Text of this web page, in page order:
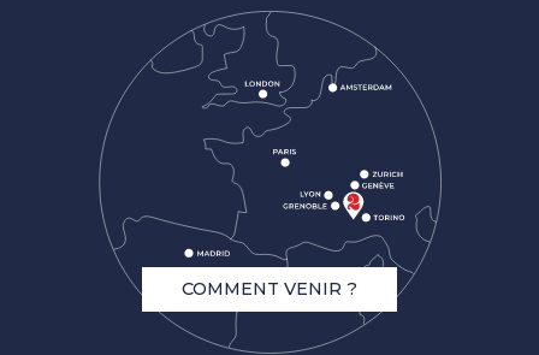
COMMENT VENIR ?